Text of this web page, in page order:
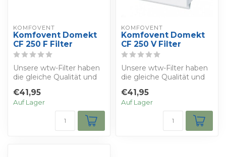
KOMFOVENT
Komfovent Domekt
CF 250 F Filter
Unsere wtw-Filter haben
die gleiche Qualität und
Eigenschaften wie ...
€41,95
Auf Lager
KOMFOVENT
Komfovent Domekt
CF 250 V Filter
Unsere wtw-Filter haben
die gleiche Qualität und
Eigenschaften wie ...
€41,95
Auf Lager